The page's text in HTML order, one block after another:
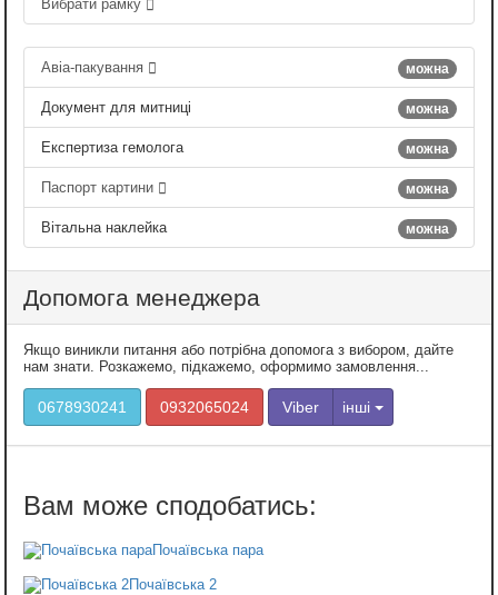
Вибрати рамку
можна
Авіа-пакування
можна
Документ для митниці
можна
Експертиза гемолога
можна
Паспорт картини
можна
Вітальна наклейка
Допомога менеджера
Якщо виникли питання або потрібна допомога з вибором, дайте
нам знати. Розкажемо, підкажемо, оформимо замовлення...
0678930241 0932065024 Viber інші
Почаївська пара
Почаївська 2